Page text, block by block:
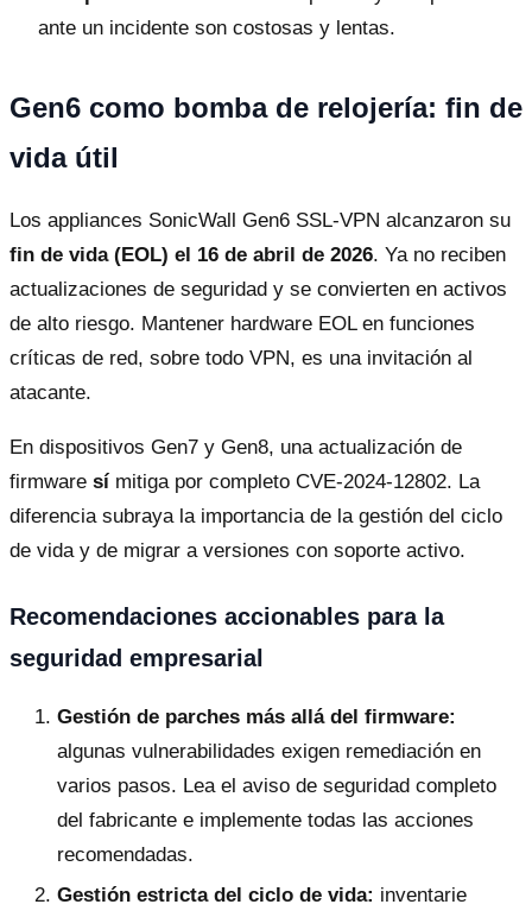
ante un incidente son costosas y lentas.
Gen6 como bomba de relojería: fin de
vida útil
Los appliances SonicWall Gen6 SSL-VPN alcanzaron su
fin de vida (EOL) el 16 de abril de 2026. Ya no reciben
actualizaciones de seguridad y se convierten en activos
de alto riesgo. Mantener hardware EOL en funciones
críticas de red, sobre todo VPN, es una invitación al
atacante.
En dispositivos Gen7 y Gen8, una actualización de
firmware sí mitiga por completo CVE-2024-12802. La
diferencia subraya la importancia de la gestión del ciclo
de vida y de migrar a versiones con soporte activo.
Recomendaciones accionables para la
seguridad empresarial
Gestión de parches más allá del firmware:
algunas vulnerabilidades exigen remediación en
varios pasos. Lea el aviso de seguridad completo
del fabricante e implemente todas las acciones
recomendadas.
Gestión estricta del ciclo de vida: inventarie